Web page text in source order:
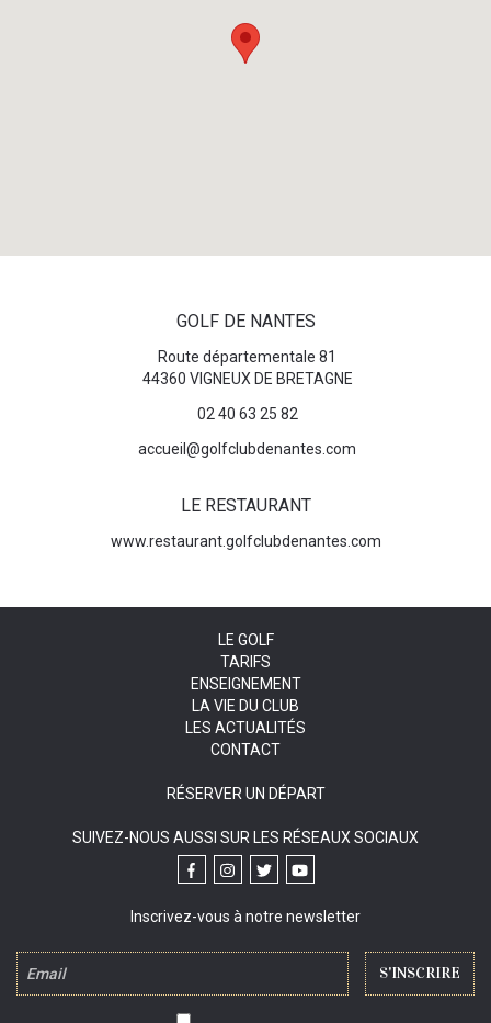
GOLF DE NANTES
Route départementale 81
44360 VIGNEUX DE BRETAGNE
02 40 63 25 82
accueil@golfclubdenantes.com
LE RESTAURANT
www.restaurant.golfclubdenantes.com
LE GOLF
TARIFS
ENSEIGNEMENT
LA VIE DU CLUB
LES ACTUALITÉS
CONTACT
RÉSERVER UN DÉPART
SUIVEZ-NOUS AUSSI SUR LES RÉSEAUX SOCIAUX
Inscrivez-vous à notre newsletter